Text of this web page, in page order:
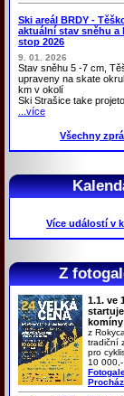
Ski areál BRDY -
aktuální stav sněhu a
stop 2026
9. 01. 2026
Stav sněhu 5 -7 cm,
upraveny na skate
km v okolí
Ski Strašice take
...více
Všechny
Více událostí v
Z
1.1. ve
komíny
z
tradiční
pro
10